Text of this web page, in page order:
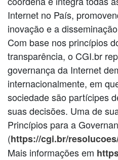
Internet no País,
inovação e a
Com base nos princípios
transparência, o CGI.br
governança da Internet
internacionalmente, em
sociedade são partícipes
suas decisões. Uma de
Princípios para a
(https://cgi.br/
Mais informações em